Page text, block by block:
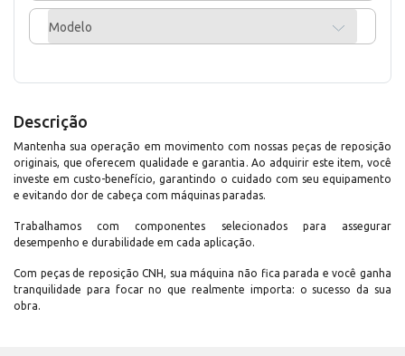
Modelo
Descrição
Mantenha sua operação em movimento com nossas peças de reposição
originais, que oferecem qualidade e garantia. Ao adquirir este item, você
investe em custo-benefício, garantindo o cuidado com seu equipamento
e evitando dor de cabeça com máquinas paradas.
Trabalhamos com componentes selecionados para assegurar
desempenho e durabilidade em cada aplicação.
Com peças de reposição CNH, sua máquina não fica parada e você ganha
tranquilidade para focar no que realmente importa: o sucesso da sua
obra.